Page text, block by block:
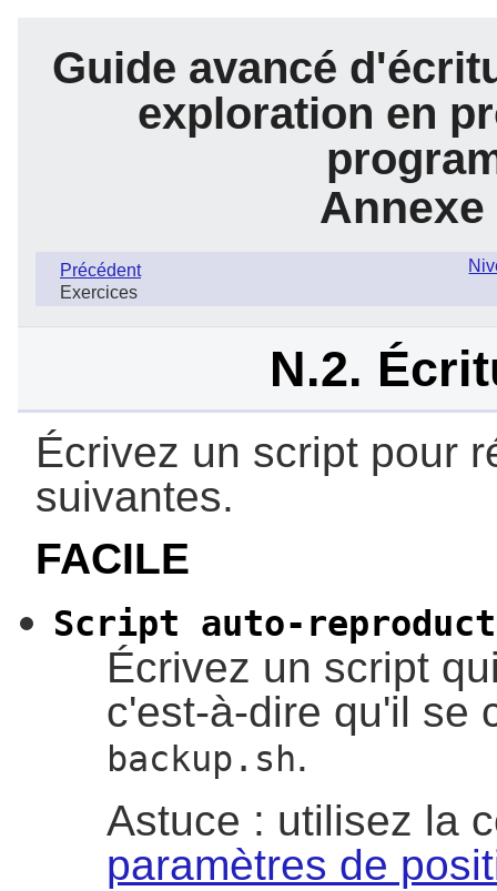
Guide avancé
exploration en
Précédent
Exercices
N.2.
Écrivez un script pour
suivantes.
FACILE
Script auto-
Écrivez un script
c'est-à-dire qu'il se
backup.sh.
Astuce : utilisez la
paramètres de